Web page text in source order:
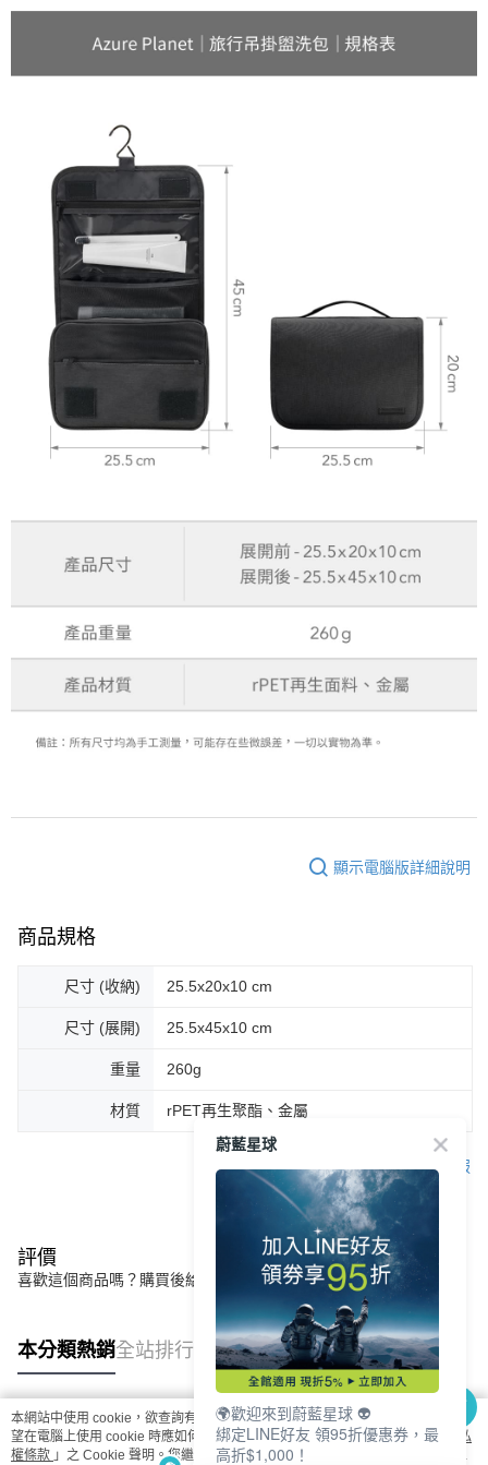
顯示電腦版詳細說明
商品規格
尺寸 (收納) 25.5x20x10 cm
尺寸 (展開) 25.5x45x10 cm
重量 260g
材質 rPET再生聚酯、金屬
客服
評價
喜歡這個商品嗎？購買後給他一個好評吧
本分類熱銷全站排行
熱門標籤
本網站中使用 cookie，欲查詢有關本網站使用 cookie 方式之詳情，及若您不希
望在電腦上使用 cookie 時應如何變更電腦的 cookie 設定，請參閱本網站「
隱私
權條款 」之 Cookie 聲明。您繼續使用本網站即表示您同意本公司得按本網站使
蔚藍星球
🌍歡迎來到蔚藍星球 👽
綁定LINE好友 領95折優惠券，最
高折$1,000！